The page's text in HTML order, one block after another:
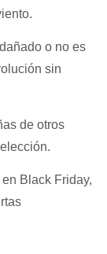
o no es
sin
de otros
Black Friday,